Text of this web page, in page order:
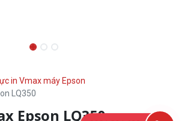
in Vmax máy Epson
LQ350
Epson LQ350